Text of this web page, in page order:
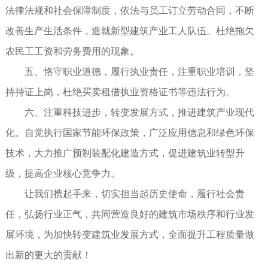
法律法规和社会保障制度，依法与员工订立劳动合同，不断
改善生产生活条件，造就新型建筑产业工人队伍。杜绝拖欠
农民工工资和劳务费用的现象。
五、恪守职业道德，履行执业责任，注重职业培训，坚
持持证上岗，杜绝买卖租借执业资格证书等违法行为。
六、注重科技进步，转变发展方式，推进建筑产业现代
化。自觉执行国家节能环保政策，广泛应用信息和绿色环保
技术，大力推广预制装配化建造方式，促进建筑业转型升
级，提高企业核心竞争力。
让我们携起手来，切实担当起历史使命，履行社会责
任，弘扬行业正气，共同营造良好的建筑市场秩序和行业发
展环境，为加快转变建筑业发展方式，全面提升工程质量做
出新的更大的贡献！